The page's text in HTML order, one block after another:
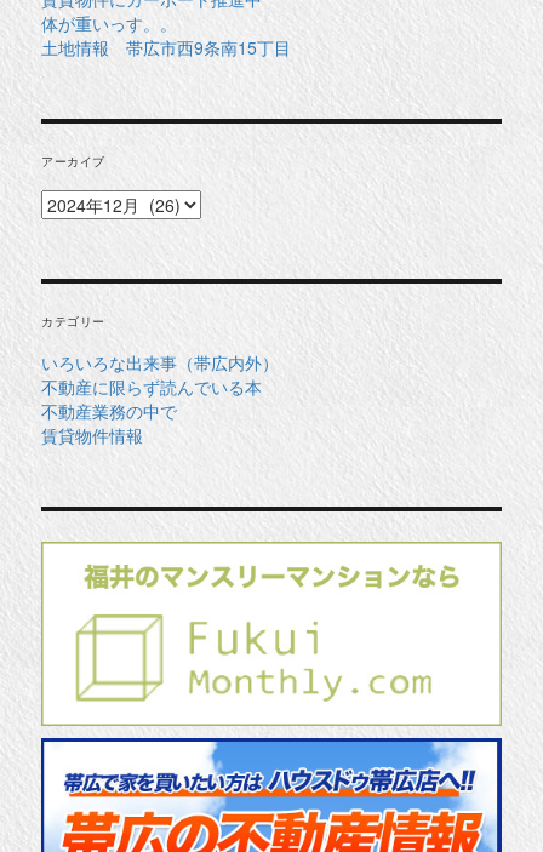
体が重いっす。。
土地情報 帯広市西9条南15丁目
アーカイブ
ア
ー
イ
ブ
カテゴリー
いろいろな出来事（帯広内外）
不動産に限らず読んでいる本
不動産業務の中で
賃貸物件情報